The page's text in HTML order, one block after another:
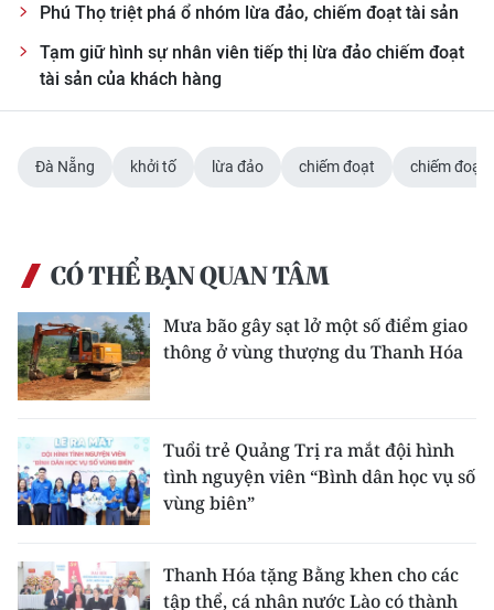
Duyên hải Nam Trung Bộ và Tây
Nguyên
Đông Nam Bộ
Đồng bằng sông Cửu Long
Chuyên trang TP. Hồ Chí Minh
CÁC CHUYÊN TRANG
THỜI NAY
NHÂN DÂN CUỐI TUẦN
NHÂN DÂN HẰNG THÁNG
Phú Thọ triệt phá ổ nhóm lừa đảo, chiếm đoạt tài sản
Tạm giữ hình sự nhân viên tiếp thị lừa đảo chiếm đoạt
tài sản của khách hàng
Đà Nẵng khởi tố lừa đảo chiếm đoạt chiếm đoạt
CÓ THỂ BẠN QUAN TÂM
Mưa bão gây sạt lở một số điểm giao
thông ở vùng thượng du Thanh Hóa
Tuổi trẻ Quảng Trị ra mắt đội hình
tình nguyện viên “Bình dân học vụ số
vùng biên”
Thanh Hóa tặng Bằng khen cho các
tập thể, cá nhân nước Lào có thành